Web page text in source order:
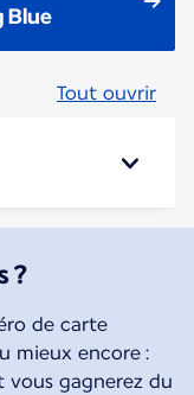
Blue
Tout ouvrir
?
de carte
mieux encore :
gagnerez du